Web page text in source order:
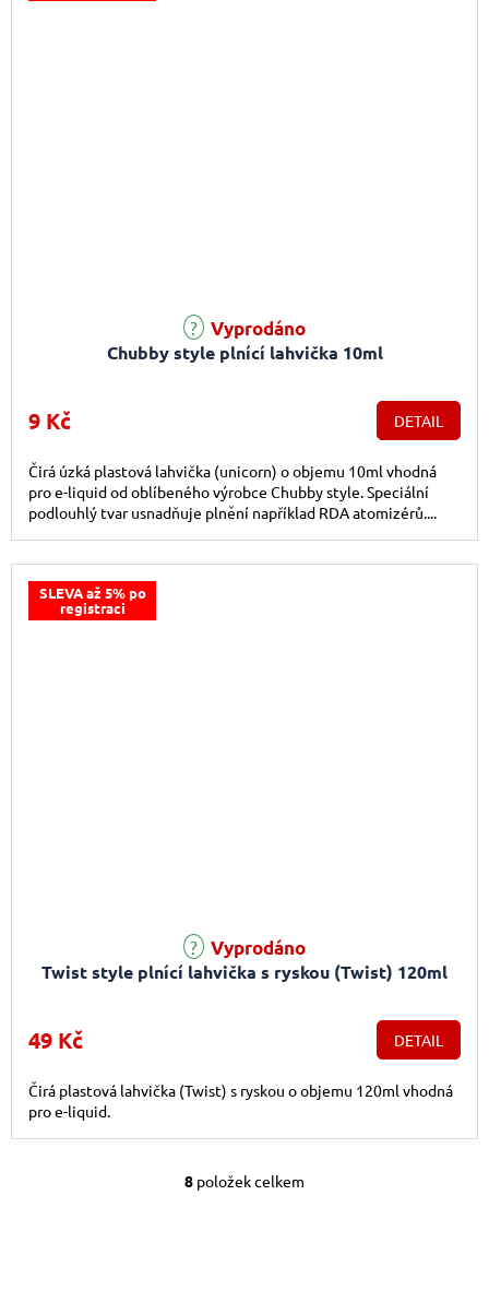
Chubby style plnící lahvička 10ml
Průměrné hodnocení produktu je 5,0 z 5 hvězdiček.
Vyprodáno
9 Kč DETAIL
Čirá úzká plastová lahvička (unicorn) o objemu 10ml vhodná
pro e-liquid od oblíbeného výrobce Chubby style. Speciální
podlouhlý tvar usnadňuje plnění například RDA atomizérů....
SLEVA až 5% po
registraci
Twist style plnící lahvička s ryskou (Twist) 120ml
Průměrné hodnocení produktu je 4,5 z 5 hvězdiček.
Vyprodáno
49 Kč DETAIL
Čirá plastová lahvička (Twist) s ryskou o objemu 120ml vhodná
pro e-liquid.
Ovládací prvky
8 položek celkem